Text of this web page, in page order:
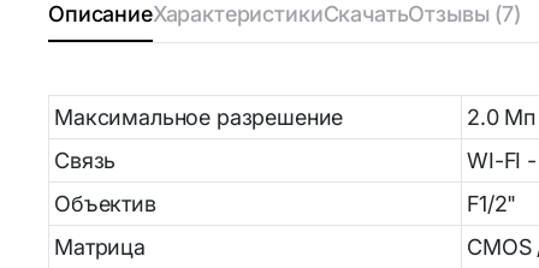
Wi-Fi адаптеры и аксессуары
Элементы питания и
аккумуляторы
Аккумуляторы
Личная
ОписаниеХарактеристикиСкачатьОтзывы (7)
Максимальное разрешение
2.0 Mп
Связь
WI-FI
Объектив
F1/2"
Матрица
CMOS